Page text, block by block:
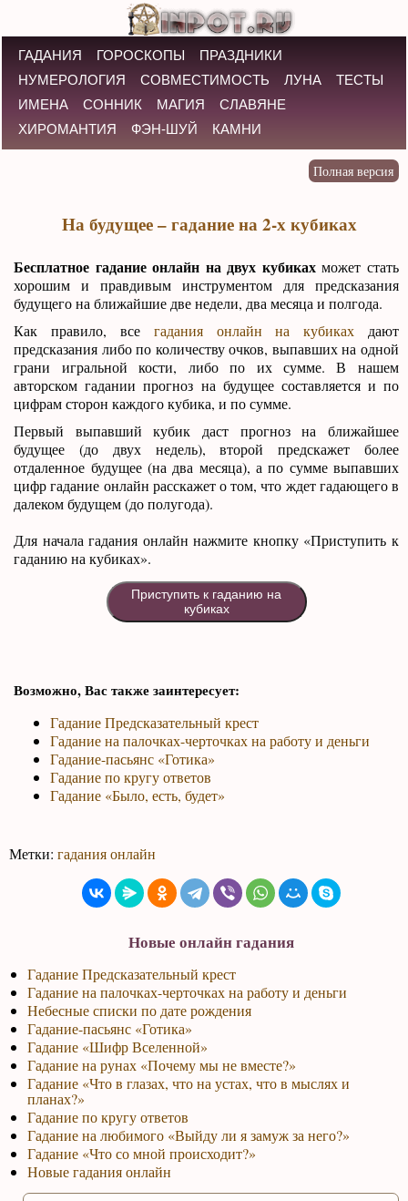
ГАДАНИЯ ГОРОСКОПЫ
ПРАЗДНИКИ
НУМЕРОЛОГИЯ
СОВМЕСТИМОСТЬ ЛУНА
ТЕСТЫ
ИМЕНА
СОННИК МАГИЯ
СЛАВЯНЕ
ХИРОМАНТИЯ
ФЭН-ШУЙ КАМНИ
На будущее – гадание на 2-х кубиках
Бесплатное гадание онлайн на двух кубикахможет стать
хорошим и правдивым инструментом для предсказания
будущего на ближайшие две недели, два месяца и полгода.
Как правило, все гадания онлайн на кубиках дают
предсказания либо по количеству очков, выпавших на одной
грани игральной кости, либо по их сумме. В нашем
авторском гадании прогноз на будущее составляется и по
цифрам сторон каждого кубика, и по сумме.
Первый выпавший кубик даст прогноз на ближайшее
будущее (до двух недель), второй предскажет более
отдаленное будущее (на два месяца), а по сумме выпавших
цифр гадание онлайн расскажет о том, что ждет гадающего в
далеком будущем (до полугода).
Для начала гадания онлайн нажмите кнопку «Приступить к
гаданию на кубиках».
Приступить к гаданию на
кубиках
Возможно, Вас также заинтересует:
Гадание Предсказательный крест
Гадание на палочках-черточках на работу и деньги
Гадание-пасьянс «Готика»
Гадание по кругу ответов
Гадание «Было, есть, будет»
Метки:гадания онлайн
Новые онлайн гадания
Гадание Предсказательный крест
Гадание на палочках-черточках на работу и деньги
Небесные списки по дате рождения
Гадание-пасьянс «Готика»
Гадание «Шифр Вселенной»
Гадание на рунах «Почему мы не вместе?»
Гадание «Что в глазах, что на устах, что в мыслях и
планах?»
Гадание по кругу ответов
Гадание на любимого «Выйду ли я замуж за него?»
Гадание «Что со мной происходит?»
Новые гадания онлайн